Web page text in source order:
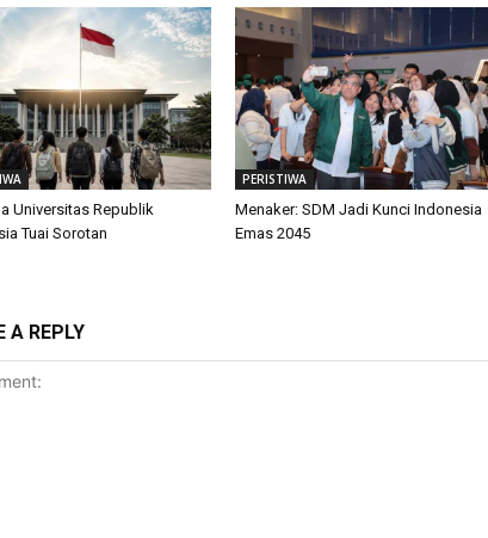
Universitas Republik
Tuai Sorotan
PERISTIWA
Menaker: SDM Jadi Kunci Indonesia
Emas 2045
A REPLY